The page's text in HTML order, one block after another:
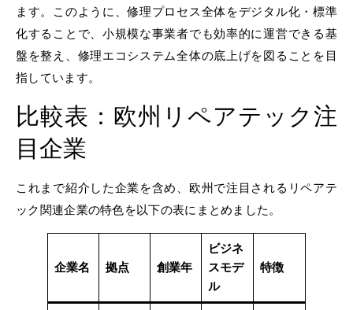
ます。このように、修理プロセス全体をデジタル化・標準
化することで、小規模な事業者でも効率的に運営できる基
盤を整え、修理エコシステム全体の底上げを図ることを目
指しています。
比較表：欧州リペアテック注
目企業
これまで紹介した企業を含め、欧州で注目されるリペアテ
ック関連企業の特色を以下の表にまとめました。
企業名 拠点 創業年
ビジネ
スモデ
ル
特徴